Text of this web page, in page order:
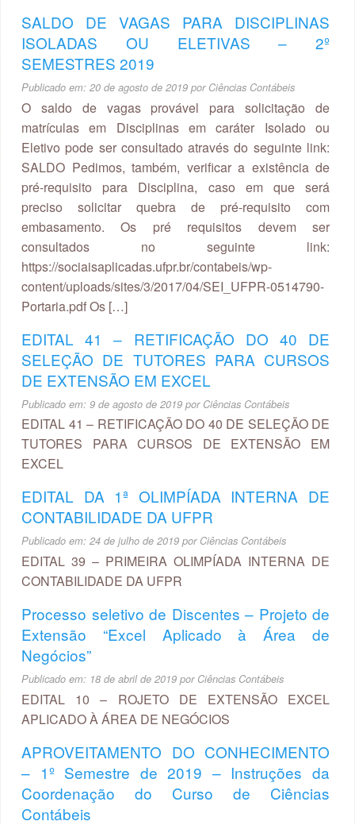
SALDO DE VAGAS PARA DISCIPLINAS
ISOLADAS OU ELETIVAS – 2º
SEMESTRES 2019
Publicado em: 20 de agosto de 2019 porCiências Contábeis
O saldo de vagas provável para solicitação de
matrículas em Disciplinas em caráter Isolado ou
Eletivo pode ser consultado através do seguinte link:
SALDO Pedimos, também, verificar a existência de
pré-requisito para Disciplina, caso em que será
preciso solicitar quebra de pré-requisito com
embasamento. Os pré requisitos devem ser
consultados no seguinte link:
https://sociaisaplicadas.ufpr.br/contabeis/wp-
content/uploads/sites/3/2017/04/SEI_UFPR-0514790-
Portaria.pdf Os […]
EDITAL 41 – RETIFICAÇÃO DO 40 DE
SELEÇÃO DE TUTORES PARA CURSOS
DE EXTENSÃO EM EXCEL
Publicado em: 9 de agosto de 2019 porCiências Contábeis
EDITAL 41 – RETIFICAÇÃO DO 40 DE SELEÇÃO DE
TUTORES PARA CURSOS DE EXTENSÃO EM
EXCEL
EDITAL DA 1ª OLIMPÍADA INTERNA DE
CONTABILIDADE DA UFPR
Publicado em: 24 de julho de 2019 porCiências Contábeis
EDITAL 39 – PRIMEIRA OLIMPÍADA INTERNA DE
CONTABILIDADE DA UFPR
Processo seletivo de Discentes – Projeto de
Extensão “Excel Aplicado à Área de
Negócios”
Publicado em: 18 de abril de 2019 porCiências Contábeis
EDITAL 10 – ROJETO DE EXTENSÃO EXCEL
APLICADO À ÁREA DE NEGÓCIOS
APROVEITAMENTO DO CONHECIMENTO
– 1º Semestre de 2019 – Instruções da
Coordenação do Curso de Ciências
Contábeis